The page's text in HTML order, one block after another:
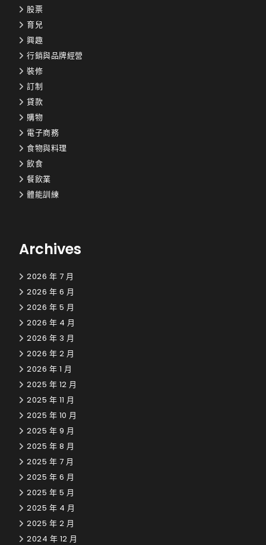
股票
育兒
興趣
行銷與品牌經營
裝修
訂制
貸款
購物
電子商務
食物與料理
飲食
餐飲業
體能訓練
Archives
2026 年 7 月
2026 年 6 月
2026 年 5 月
2026 年 4 月
2026 年 3 月
2026 年 2 月
2026 年 1 月
2025 年 12 月
2025 年 11 月
2025 年 10 月
2025 年 9 月
2025 年 8 月
2025 年 7 月
2025 年 6 月
2025 年 5 月
2025 年 4 月
2025 年 2 月
2024 年 12 月